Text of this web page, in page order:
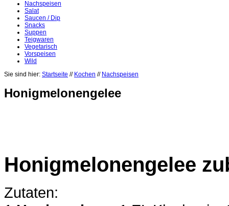
Nachspeisen
Salat
Saucen / Dip
Snacks
Suppen
Teigwaren
Vegetarisch
Vorspeisen
Wild
Sie sind hier: Startseite // Kochen // Nachspeisen
Honigmelonengelee
Honigmelonengelee
Zutaten: